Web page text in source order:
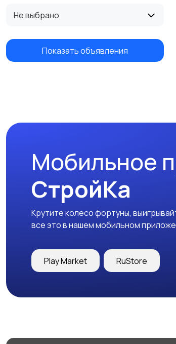
Не выбрано
Показать объявления
Мобильное
СтройКа
Крутите колесо фортуны,
все это в нашем мобильном
Play Market RuStore